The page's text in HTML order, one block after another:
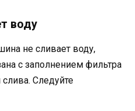
воду
не сливает воду,
с заполнением фильтра
Следуйте